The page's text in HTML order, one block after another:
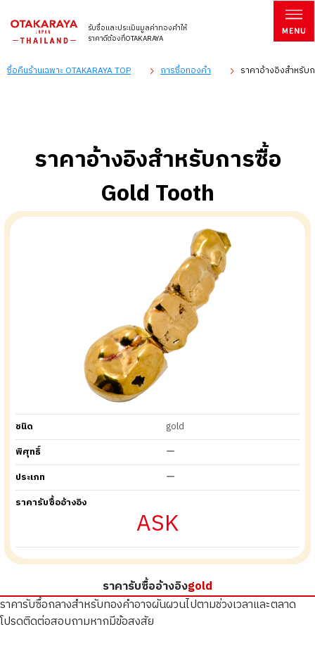
รับซื้อและประเมินมูลค่าทองคำให้
ราคาดีต้องที่OTAKARAYA
ซื้อคืนร้านเฉพาะ OTAKARAYA TOP การซื้อทองคำ ราคาอ้างอิงสำหรับ
ราคาอ้างอิงสำหรับการซื้อ
Gold Tooth
ชนิด
gold
พิศุทธิ์
ー
ประเภท
ー
ราคารับซื้ออ้างอิง
ASK
ราคารับซื้ออ้างอิงgold
ราคารับซื้อกลางสำหรับทองคำอาจผันผวนไปตามช่วงเวลาและตลาด
โปรดติดต่อสอบถามหากมีข้อสงสัย